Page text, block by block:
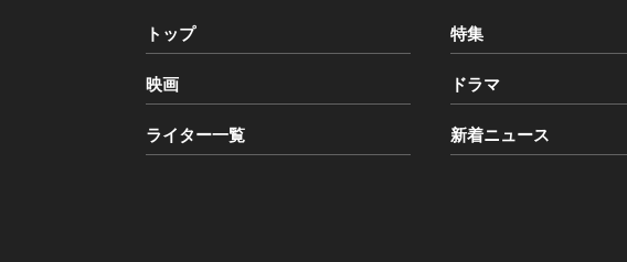
トップ 特集
映画 ドラマ
ライター一覧 新着ニュース